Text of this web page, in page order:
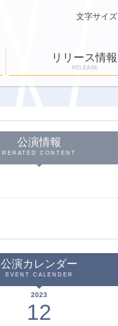
文字サイズ
リリース情報
RELEASE
公演情報
RERATED CONTENT
公演カレンダー
EVENT CALENDER
2023
12